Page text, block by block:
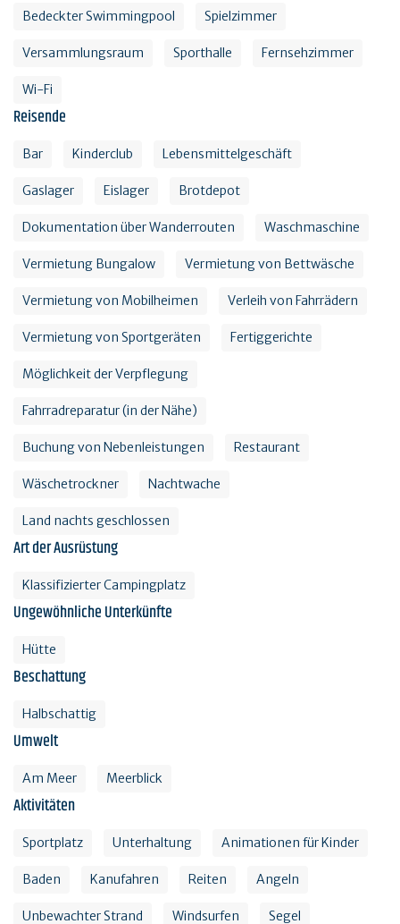
Bedeckter Swimmingpool Spielzimmer
Versammlungsraum Sporthalle Fernsehzimmer
Wi-Fi
Reisende
Bar Kinderclub Lebensmittelgeschäft
Gaslager Eislager Brotdepot
Dokumentation über Wanderrouten Waschmaschine
Vermietung Bungalow Vermietung von Bettwäsche
Vermietung von Mobilheimen Verleih von Fahrrädern
Vermietung von Sportgeräten Fertiggerichte
Möglichkeit der Verpflegung
Fahrradreparatur (in der Nähe)
Buchung von Nebenleistungen Restaurant
Wäschetrockner Nachtwache
Land nachts geschlossen
Art der Ausrüstung
Klassifizierter Campingplatz
Ungewöhnliche Unterkünfte
Hütte
Beschattung
Halbschattig
Umwelt
Am Meer Meerblick
Aktivitäten
Sportplatz Unterhaltung Animationen für Kinder
Baden Kanufahren Reiten Angeln
Unbewachter Strand Windsurfen Segel